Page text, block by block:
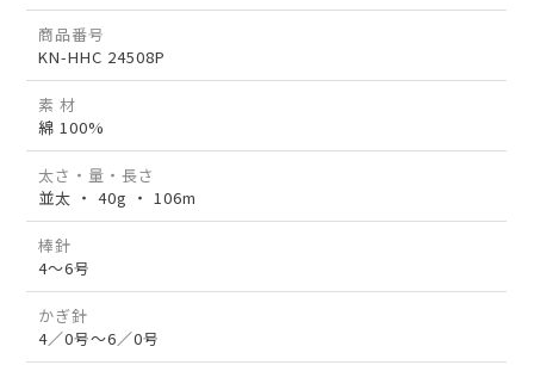
商品番号
KN-HHC 24508P
素 材
綿 100%
太さ・量・長さ
並太 ・ 40g ・ 106m
棒針
4～6号
かぎ針
4／0号～6／0号